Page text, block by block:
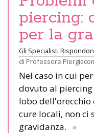
piercing:
per la
Gli Specialisti
di Professore
Nel caso in cui
dovuto al
lobo dell'orecchio
cure locali, non ci
gravidanza. »